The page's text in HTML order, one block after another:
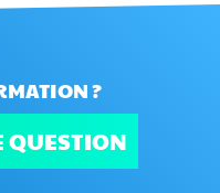
?
QUESTION